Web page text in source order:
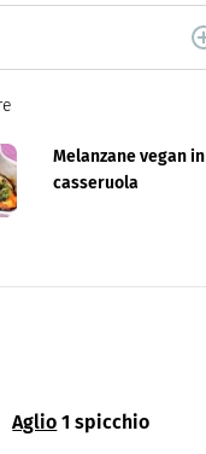
quale trovi idee veloci,
Melanzane vegan in
casseruola
Aglio 1 spicchio